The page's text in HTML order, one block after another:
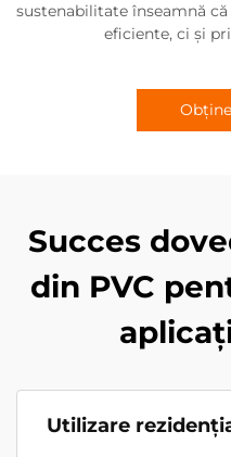
sustenabilitate înseamnă
eficiente, ci și
Succes
din PVC
Utilizare